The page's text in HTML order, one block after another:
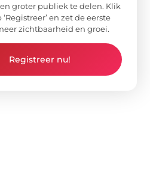
groter publiek te delen. Klik
en zet de eerste
zichtbaarheid en groei.
Registreer nu!